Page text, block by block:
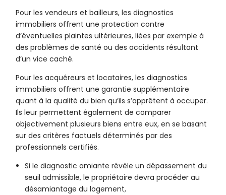
Pour les vendeurs et bailleurs, les diagnostics
immobiliers offrent une protection contre
d’éventuelles plaintes ultérieures, liées par exemple à
des problèmes de santé ou des accidents résultant
d’un vice caché.
Pour les acquéreurs et locataires, les diagnostics
immobiliers offrent une garantie supplémentaire
quant à la qualité du bien qu’ils s’apprêtent à occuper.
Ils leur permettent également de comparer
objectivement plusieurs biens entre eux, en se basant
sur des critères factuels déterminés par des
professionnels certifiés.
Si le diagnostic amiante révèle un dépassement du
seuil admissible, le propriétaire devra procéder au
désamiantage du logement,